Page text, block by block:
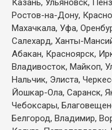
Казань, Ульяновск,
Ростов-на-Дону,
Махачкала, Уфа,
Салехард, Ханты-
Абакан, Красноярск,
Владивосток, Майкоп,
Нальчик, Элиста,
Йошкар-Ола, Саранск,
Чебоксары,
Белгород, Владимир,